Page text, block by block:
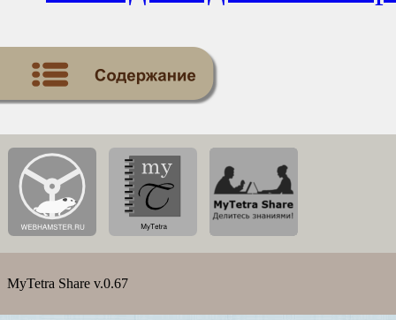
MyTetra Share v.0.67